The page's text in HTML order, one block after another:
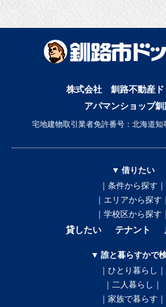
株式会社 釧路不動産ド
アパマンショップ
宅地建物取引業者免許番号：北海道知
▼ 借りたい
｜条件から探す｜
｜エリアから探す｜
｜学校区から探す｜
貸したい テナント
▼ 誰と暮らすかで
｜ひとり暮らし｜
｜二人暮らし｜
｜家族で暮らす｜